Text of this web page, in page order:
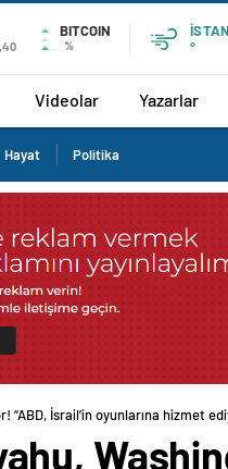
BITCOIN
%
°
Videolar Yazarlar
Hayat Politika
İsrail’in oyunlarına hizmet